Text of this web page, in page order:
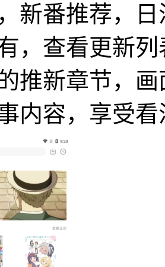
新番推荐，
，查看更新
推新章节，
内容，享受